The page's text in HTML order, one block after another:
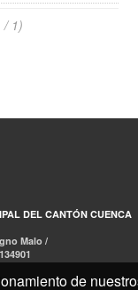
/ 1)
DEL CANTÓN CUENCA
Malo /
de